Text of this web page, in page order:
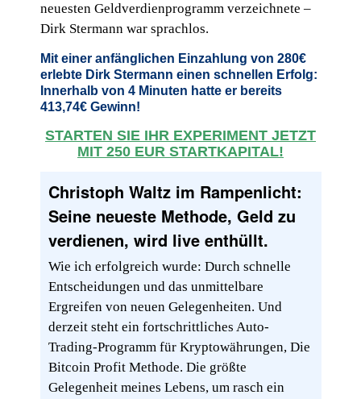
neuesten Geldverdienprogramm verzeichnete –
Dirk Stermann war sprachlos.
Mit einer anfänglichen Einzahlung von 280€
erlebte Dirk Stermann einen schnellen Erfolg:
Innerhalb von 4 Minuten hatte er bereits
413,74€ Gewinn!
STARTEN SIE IHR EXPERIMENT JETZT
MIT 250 EUR STARTKAPITAL!
Christoph Waltz im Rampenlicht:
Seine neueste Methode, Geld zu
verdienen, wird live enthüllt.
Wie ich erfolgreich wurde: Durch schnelle
Entscheidungen und das unmittelbare
Ergreifen von neuen Gelegenheiten. Und
derzeit steht ein fortschrittliches Auto-
Trading-Programm für Kryptowährungen, Die
Bitcoin Profit Methode. Die größte
Gelegenheit meines Lebens, um rasch ein